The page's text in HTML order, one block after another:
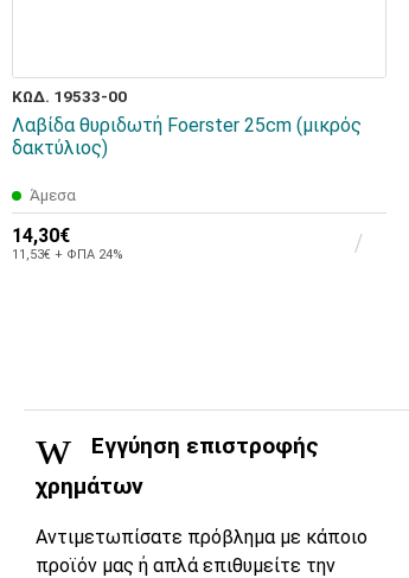
ΚΩΔ. 19533-00
Λαβίδα θυριδωτή Foerster 25cm (μικρός
δακτύλιος)
Άμεσα
14,30€
11,53€ + ΦΠΑ 24%
Εγγύηση επιστροφής
χρημάτων
Αντιμετωπίσατε πρόβλημα με κάποιο
προϊόν μας ή απλά επιθυμείτε την